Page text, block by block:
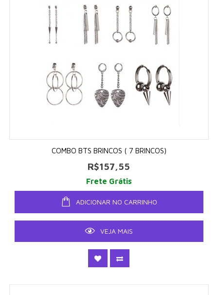
COMBO BTS BRINCOS ( 7 BRINCOS)
R$157,55
Frete Grátis
ADICIONAR NO CARRINHO
VEJA MAIS